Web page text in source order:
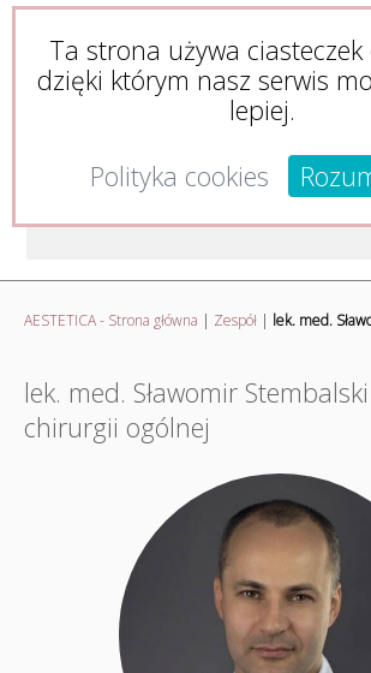
AESTETICA - Strona główna | Zespół | lek. med.
lek. med. Sławomir
chirurgii ogólnej
Ta strona używa ciasteczek
dzięki którym nasz serwis
lepiej.
Polityka cookies